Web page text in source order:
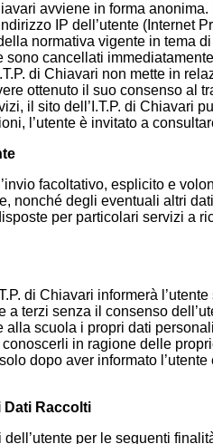
avviene in forma
IP dell’utente (Internet
normativa vigente in tema
cancellati
di Chiavari non mette in
ottenuto il suo consenso al
il sito dell’I.T.P. di Chiavari
l’utente è invitato a
facoltativo, esplicito e
nonché degli eventuali altri
per particolari servizi a
di Chiavari informerà
a terzi senza il consenso
alla scuola i propri dati
in ragione delle
dopo aver informato
Dati Raccolti
dell’utente per le seguenti